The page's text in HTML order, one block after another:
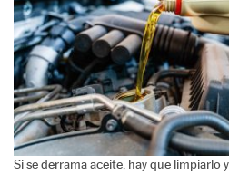
Si se derrama aceite, hay que limpiarlo